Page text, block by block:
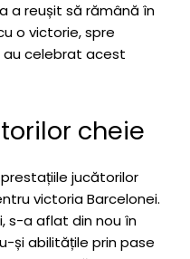
a reușit să rămână în
o victorie, spre
au celebrat acest
cheie
jucătorilor
victoria Barcelonei.
s-a aflat din nou în
și abilitățile prin pase